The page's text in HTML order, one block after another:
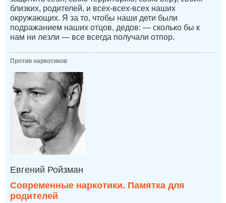
близких, родителей, и всех-всех-всех наших
окружающих. Я за то, чтобы наши дети были
подражанием наших отцов, дедов: — сколько бы к
нам ни лезли — все всегда получали отпор.
Против наркотиков
Евгений Ройзман
Современные наркотики. Памятка для
родителей